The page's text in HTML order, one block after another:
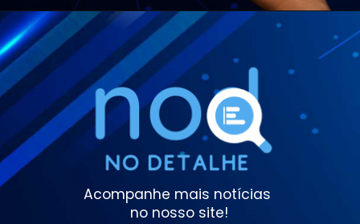
Acompanhe mais notícias
no nosso site!